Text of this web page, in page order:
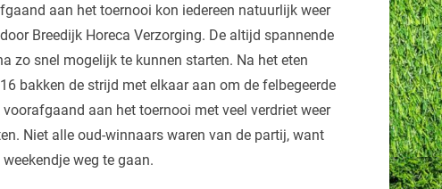
aan het toernooi kon iedereen natuurlijk weer
Breedijk Horeca Verzorging. De altijd spannende
zo snel mogelijk te kunnen starten. Na het eten
bakken de strijd met elkaar aan om de felbegeerde
aan het toernooi met veel verdriet weer
Niet alle oud-winnaars waren van de partij, want
weg te gaan.